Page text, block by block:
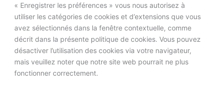
« Enregistrer les préférences » vous nous autorisez à
utiliser les catégories de cookies et d’extensions que vous
avez sélectionnés dans la fenêtre contextuelle, comme
décrit dans la présente politique de cookies. Vous pouvez
désactiver l’utilisation des cookies via votre navigateur,
mais veuillez noter que notre site web pourrait ne plus
fonctionner correctement.